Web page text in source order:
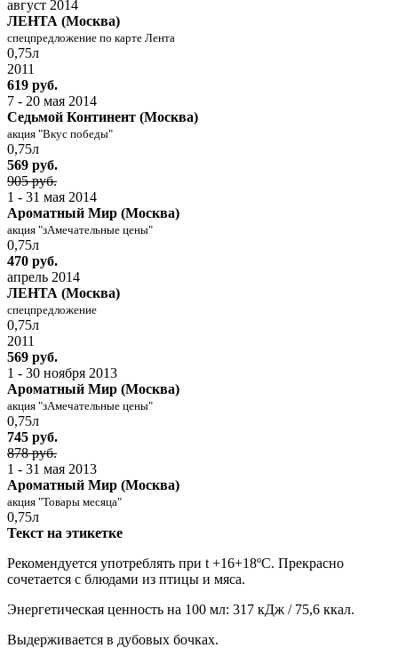
август 2014
ЛЕНТА (Москва)
спецпредложение по карте Лента
0,75л
2011
619 руб.
7 - 20 мая 2014
Седьмой Континент (Москва)
акция "Вкус победы"
0,75л
569 руб.
905 руб.
1 - 31 мая 2014
Ароматный Мир (Москва)
акция "зАмечательные цены"
0,75л
470 руб.
апрель 2014
ЛЕНТА (Москва)
спецпредложение
0,75л
2011
569 руб.
1 - 30 ноября 2013
Ароматный Мир (Москва)
акция "зАмечательные цены"
0,75л
745 руб.
878 руб.
1 - 31 мая 2013
Ароматный Мир (Москва)
акция "Товары месяца"
0,75л
Текст на этикетке
Рекомендуется употреблять при t +16+18ºC. Прекрасно
сочетается с блюдами из птицы и мяса.
Энергетическая ценность на 100 мл: 317 кДж / 75,6 ккал.
Выдерживается в дубовых бочках.